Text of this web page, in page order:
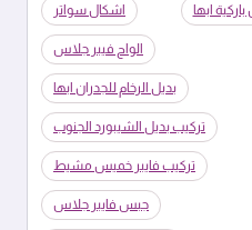
ابها اشكال سواتر
الواح فيبر جلاس
بديل الرخام للجدران ابها
تركيب بديل الشيبورد الجنوب
تركيب فايبر خميس مشيط
جبس فايبر جلاس